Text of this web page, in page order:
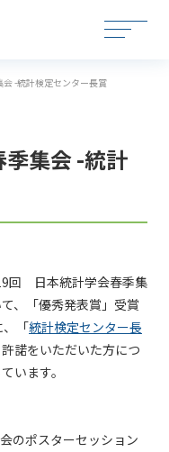
-統計検定センター長賞
集会 -統計
回 日本統計学会春季集
、「優秀発表賞」受賞
、「統計検定センター長
諾をいただいた方につ
います。
のポスターセッション